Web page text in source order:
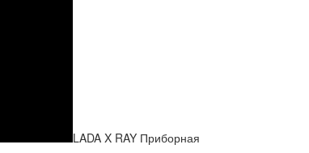
LADA X RAY Приборная